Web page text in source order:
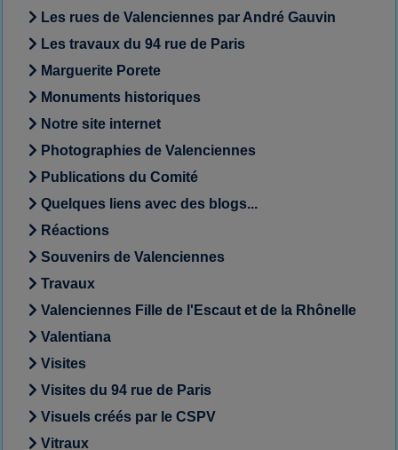
Les rues de Valenciennes par André Gauvin
Les travaux du 94 rue de Paris
Marguerite Porete
Monuments historiques
Notre site internet
Photographies de Valenciennes
Publications du Comité
Quelques liens avec des blogs...
Réactions
Souvenirs de Valenciennes
Travaux
Valenciennes Fille de l'Escaut et de la Rhônelle
Valentiana
Visites
Visites du 94 rue de Paris
Visuels créés par le CSPV
Vitraux